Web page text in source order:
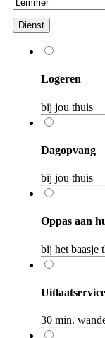
Dienst
Logeren
bij jou thuis
Dagopvang
bij jou thuis
Oppas aan
bij het baasje
Uitlaatservice
30 min.